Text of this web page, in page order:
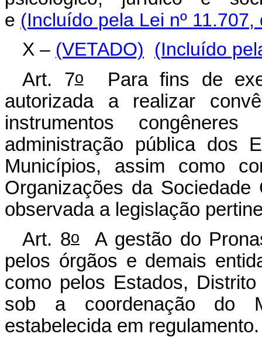
e (Incluído pela Lei nº 11.707,
X – (VETADO)
(Incluído
Art. 7oPara fins de
autorizada a realizar
instrumentos
administração pública dos
Municípios, assim como
Organizações da
observada a legislação
Art. 8oA gestão do
pelos órgãos e demais
como pelos Estados,
sob a coordenação do
estabelecida em regulamento.